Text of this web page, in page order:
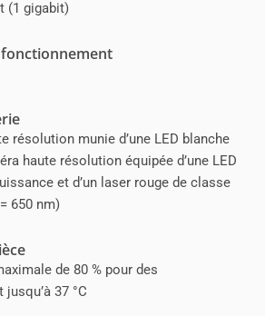
(1 gigabit)
résolution munie d’une LED blanche
haute résolution équipée d’une LED
et d’un laser rouge de classe
650 nm)
de 80 % pour des
37 °C